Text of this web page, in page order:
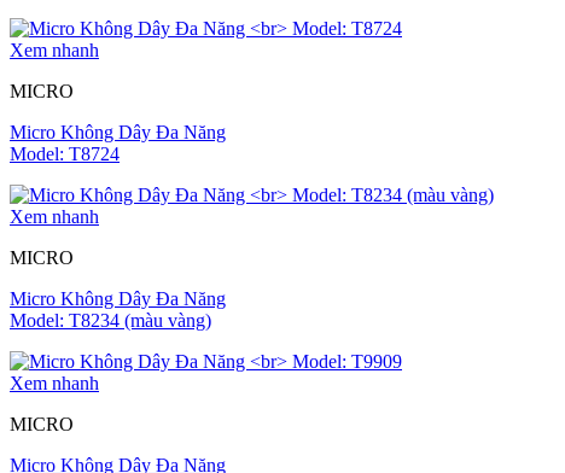
Xem nhanh
MICRO
Micro Không Dây Đa Năng
Model: T8724
Xem nhanh
MICRO
Micro Không Dây Đa Năng
Model: T8234 (màu vàng)
Xem nhanh
MICRO
Micro Không Dây Đa Năng